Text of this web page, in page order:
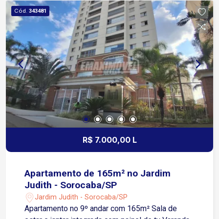
comodidade e fácil acesso aos principais
serviços da região. Agende sua visita!
Cód. 343481
R$ 7.000,00 L
Apartamento de 165m² no Jardim
Judith - Sorocaba/SP
Jardim Judith - Sorocaba/SP
Apartamento no 9º andar com 165m² Sala de